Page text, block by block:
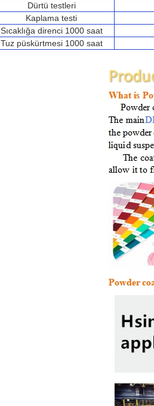
Dürtü testleri
Kaplama testi
Sıcaklığa direnci 1000 saat
Tuz püskürtmesi 1000 saat